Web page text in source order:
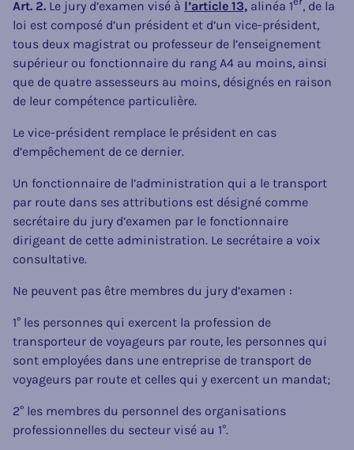
Art. 2. Le jury d’examen visé à l’article 13, alinéa 1
, de la
loi est composé d’un président et d’un vice-président,
tous deux magistrat ou professeur de l’enseignement
supérieur ou fonctionnaire du rang A4 au moins, ainsi
que de quatre assesseurs au moins, désignés en raison
de leur compétence particulière.
Le vice-président remplace le président en cas
d’empêchement de ce dernier.
Un fonctionnaire de l’administration qui a le transport
par route dans ses attributions est désigné comme
secrétaire du jury d’examen par le fonctionnaire
dirigeant de cette administration. Le secrétaire a voix
consultative.
Ne peuvent pas être membres du jury d’examen :
1° les personnes qui exercent la profession de
transporteur de voyageurs par route, les personnes qui
sont employées dans une entreprise de transport de
voyageurs par route et celles qui y exercent un mandat;
2° les membres du personnel des organisations
professionnelles du secteur visé au 1°.